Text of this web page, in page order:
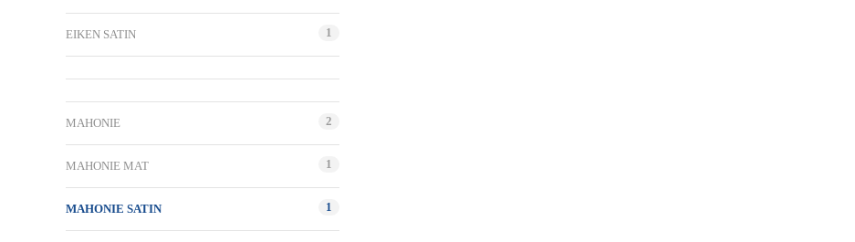
EIKEN SATIN 1
MAHONIE 2
MAHONIE MAT 1
MAHONIE SATIN 1